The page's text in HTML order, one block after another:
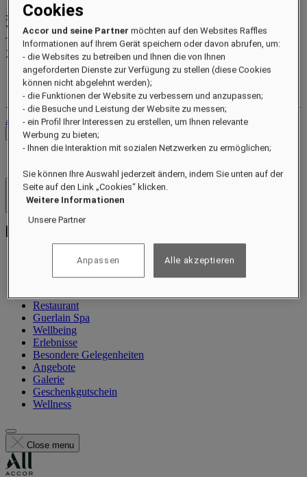
xxxxxxxx
Valid untilxx/xx/xxxx
Treuepunkte
XXXpts
Ihr Treuekonto
Ihre Buchungen
Abmelden
Preise prüfen
Hotels und Resorts
Menü öffnen
Information
Restaurant
Guerlain Spa
Wellbeing
Erlebnisse
Besondere Gelegenheiten
Angebote
Galerie
Geschenkgutschein
Wellness
Close menu
Cookies
Accor und seine Partner möchten auf den Websites Raffles
Informationen auf Ihrem Gerät speichern oder davon abrufen, um:
- die Websites zu betreiben und Ihnen die von Ihnen
angeforderten Dienste zur Verfügung zu stellen (diese Cookies
können nicht abgelehnt werden);
- die Funktionen der Website zu verbessern und anzupassen;
- die Besuche und Leistung der Website zu messen;
- ein Profil Ihrer Interessen zu erstellen, um Ihnen relevante
Werbung zu bieten;
- Ihnen die Interaktion mit sozialen Netzwerken zu ermöglichen;
Sie können Ihre Auswahl jederzeit ändern, indem Sie unten auf der
Seite auf den Link „Cookies“ klicken.
Weitere Informationen
Unsere Partner
Anpassen Alle akzeptieren